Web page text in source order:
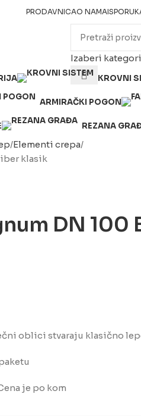
PRODAVNICAO NAMA
Izaberi
KROVNI
ARMIRAČKI POGON
REZANA
Elementi crepa
klasik
DN 100
oblici stvaraju klasično
je po kom